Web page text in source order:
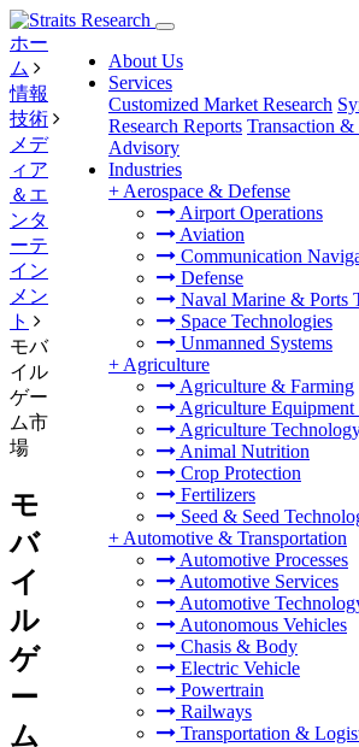
About Us
Services
Customized Market Research
Research Reports Transaction
Advisory
Industries
+ Aerospace & Defense
Airport Operations
Aviation
Communication
Defense
Naval Marine & Ports
Space Technologies
Unmanned Systems
+ Agriculture
Agriculture & Farming
Agriculture
Agriculture
Animal Nutrition
Crop Protection
Fertilizers
Seed & Seed
+ Automotive & Transportation
Automotive Processes
Automotive Services
Automotive
Autonomous Vehicles
Chasis & Body
Electric Vehicle
Powertrain
Railways
Transportation &
ホー
ム
情報
技術
メデ
ィア
＆エ
ンタ
ーテ
イン
メン
ト
モバ
イル
ゲー
ム市
場
モ
バ
イ
ル
ゲ
ー
ム